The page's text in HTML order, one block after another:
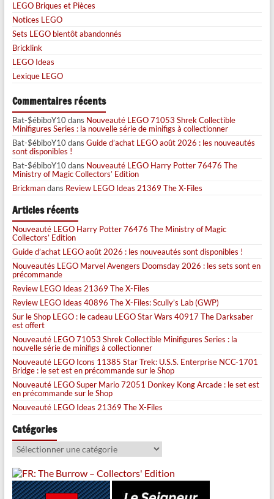
LEGO Briques et Pièces
Notices LEGO
Sets LEGO bientôt abandonnés
Bricklink
LEGO Ideas
Lexique LEGO
Commentaires récents
Bat-$ébiboY10dans Nouveauté LEGO 71053 Shrek Collectible
Minifigures Series : la nouvelle série de minifigs à collectionner
Bat-$ébiboY10dans Guide d’achat LEGO août 2026 : les nouveautés
sont disponibles !
Bat-$ébiboY10dans Nouveauté LEGO Harry Potter 76476 The
Ministry of Magic Collectors’ Edition
Brickmandans Review LEGO Ideas 21369 The X-Files
Articles récents
Nouveauté LEGO Harry Potter 76476 The Ministry of Magic
Collectors’ Edition
Guide d’achat LEGO août 2026 : les nouveautés sont disponibles !
Nouveautés LEGO Marvel Avengers Doomsday 2026 : les sets sont en
précommande
Review LEGO Ideas 21369 The X-Files
Review LEGO Ideas 40896 The X-Files: Scully’s Lab (GWP)
Sur le Shop LEGO : le cadeau LEGO Star Wars 40917 The Darksaber
est offert
Nouveauté LEGO 71053 Shrek Collectible Minifigures Series : la
nouvelle série de minifigs à collectionner
Nouveauté LEGO Icons 11385 Star Trek: U.S.S. Enterprise NCC-1701
Bridge : le set est en précommande sur le Shop
Nouveauté LEGO Super Mario 72051 Donkey Kong Arcade : le set est
en précommande sur le Shop
Nouveauté LEGO Ideas 21369 The X-Files
Catégories
Catégories